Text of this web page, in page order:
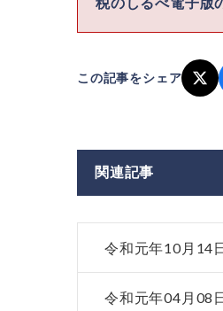
税のしるべ電子版
この記事をシェア
関連記事
令和元年10月14
令和元年04月08